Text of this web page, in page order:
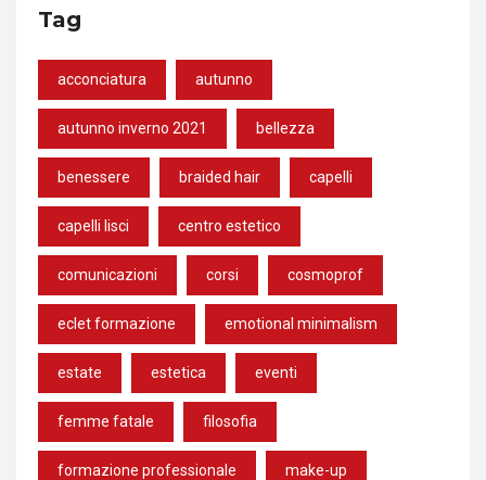
Tag
acconciatura autunno
autunno inverno 2021 bellezza
benessere braided hair capelli
capelli lisci centro estetico
comunicazioni corsi cosmoprof
eclet formazione emotional minimalism
estate estetica eventi
femme fatale filosofia
formazione professionale make-up